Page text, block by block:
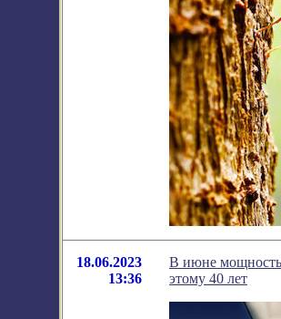
18.06.2023
13:36
В июне мощность
этому 40 лет